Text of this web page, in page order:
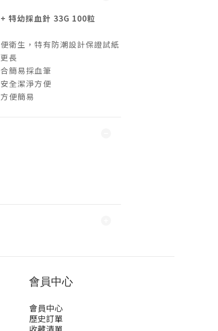
特幼採血針 33G 100粒
衛生，特有防潮設計保證試紙
長
簡易採血筆
全潔淨方便
便簡易
會員中心
會員中心
歷史訂單